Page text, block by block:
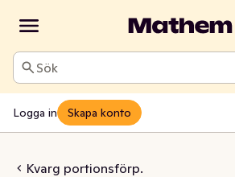
Sök
Logga in Skapa konto
Kvarg portionsförp.
Utan Tillsatt Socker